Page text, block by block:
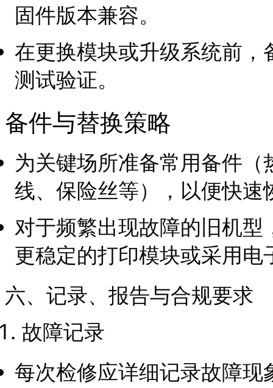
固件版本兼容。
在更换模块或升级系统前
测试验证。
备件与替换策略
为关键场所准备常用备件
线、保险丝等），以便快速
对于频繁出现故障的旧机
更稳定的打印模块或采用电
六、记录、报告与合规要求
故障记录
每次检修应详细记录故障